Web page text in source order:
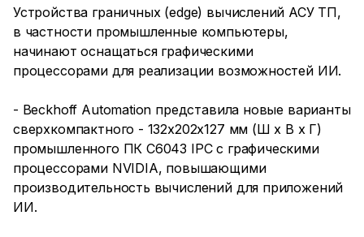
Устройства граничных (edge) вычислений АСУ ТП,
в частности промышленные компьютеры,
начинают оснащаться графическими
процессорами для реализации возможностей ИИ.
- Beckhoff Automation представила новые варианты
сверхкомпактного - 132x202x127 мм (Ш x В x Г)
промышленного ПК C6043 IPC с графическими
процессорами NVIDIA, повышающими
производительность вычислений для приложений
ИИ.